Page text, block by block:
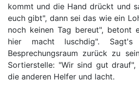
kommt und die Hand drückt und
euch gibt", dann sei das wie ein
noch keinen Tag bereut", betont
hier macht luschdig".
Besprechungsraum zurück zu
Sortierstelle: "Wir sind gut
die anderen Helfer und lacht.